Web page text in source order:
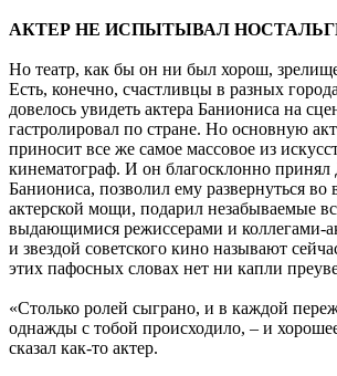
АКТЕР НЕ ИСПЫТЫВАЛ
Но театр, как бы он ни был хорош,
Есть, конечно, счастливцы в разных
довелось увидеть актера Баниониса на
гастролировал по стране. Но основную
приносит все же самое массовое из
кинематограф. И он благосклонно принял
Баниониса, позволил ему развернуться во
актерской мощи, подарил незабываемые
выдающимися режиссерами и коллегами-
и звездой советского кино называют
этих пафосных словах нет ни капли
«Столько ролей сыграно, и в каждой
однажды с тобой происходило, – и
сказал как-то актер.